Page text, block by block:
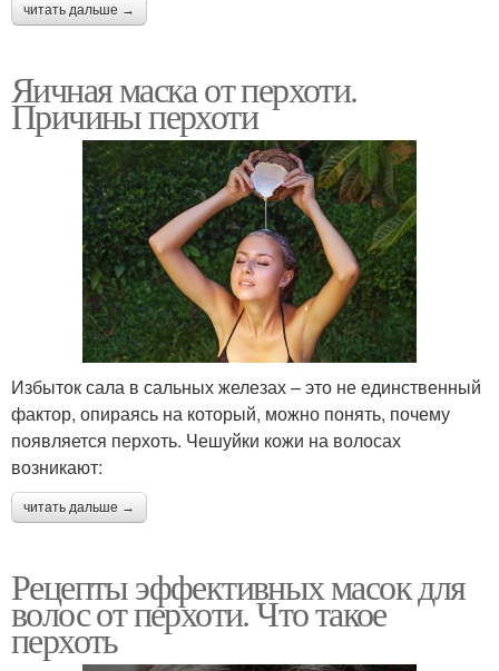
читать дальше →
Яичная маска от перхоти.
Причины перхоти
Избыток сала в сальных железах – это не единственный
фактор, опираясь на который, можно понять, почему
появляется перхоть. Чешуйки кожи на волосах
возникают:
читать дальше →
Рецепты эффективных масок для
волос от перхоти. Что такое
перхоть